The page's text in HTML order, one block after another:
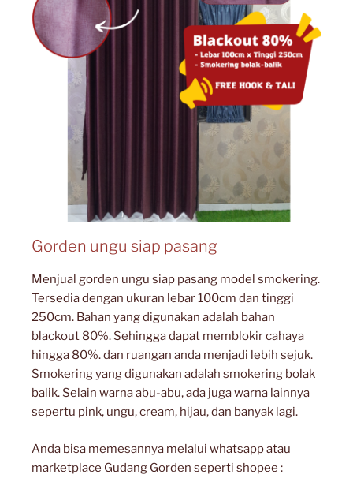
Gorden ungu siap pasang
Menjual gorden ungu siap pasang model smokering.
Tersedia dengan ukuran lebar 100cm dan tinggi
250cm. Bahan yang digunakan adalah bahan
blackout 80%. Sehingga dapat memblokir cahaya
hingga 80%. dan ruangan anda menjadi lebih sejuk.
Smokering yang digunakan adalah smokering bolak
balik. Selain warna abu-abu, ada juga warna lainnya
sepertu pink, ungu, cream, hijau, dan banyak lagi.
Anda bisa memesannya melalui whatsapp atau
marketplace Gudang Gorden seperti shopee :